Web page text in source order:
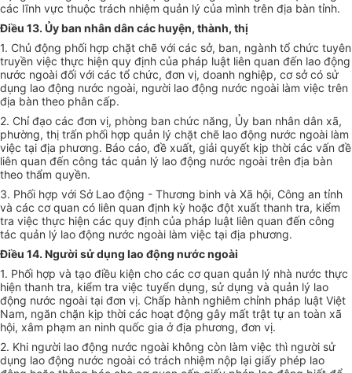
các lĩnh vực thuộc trách nhiệm quản lý của mình trên địa bàn tỉnh.
Điều 13. Ủy ban nhân dân các huyện, thành, thị
1. Chủ động phối hợp chặt chẽ với các sở, ban, ngành tổ chức tuyên
truyền việc thực hiện quy định của pháp luật liên quan đến lao động
nước ngoài đối với các tổ chức, đơn vị, doanh nghiệp, cơ sở có sử
dụng lao động nước ngoài, người lao động nước ngoài làm việc trên
địa bàn theo phân cấp.
2. Chỉ đạo các đơn vị, phòng ban chức năng, Ủy ban nhân dân xã,
phường, thị trấn phối hợp quản lý chặt chẽ lao động nước ngoài làm
việc tại địa phương. Báo cáo, đề xuất, giải quyết kịp thời các vấn đề
liên quan đến công tác quản lý lao động nước ngoài trên địa bàn
theo thẩm quyền.
3. Phối hợp với Sở Lao động - Thương binh và Xã hội, Công an tỉnh
và các cơ quan có liên quan định kỳ hoặc đột xuất thanh tra, kiểm
tra việc thực hiện các quy định của pháp luật liên quan đến công
tác quản lý lao động nước ngoài làm việc tại địa phương.
Điều 14. Người sử dụng lao động nước ngoài
1. Phối hợp và tạo điều kiện cho các cơ quan quản lý nhà nước thực
hiện thanh tra, kiểm tra việc tuyển dụng, sử dụng và quản lý lao
động nước ngoài tại đơn vị. Chấp hành nghiêm chỉnh pháp luật Việt
Nam, ngăn chặn kịp thời các hoạt động gây mất trật tự an toàn xã
hội, xâm phạm an ninh quốc gia ở địa phương, đơn vị.
2. Khi người lao động nước ngoài không còn làm việc thì người sử
dụng lao động nước ngoài có trách nhiệm nộp lại giấy phép lao